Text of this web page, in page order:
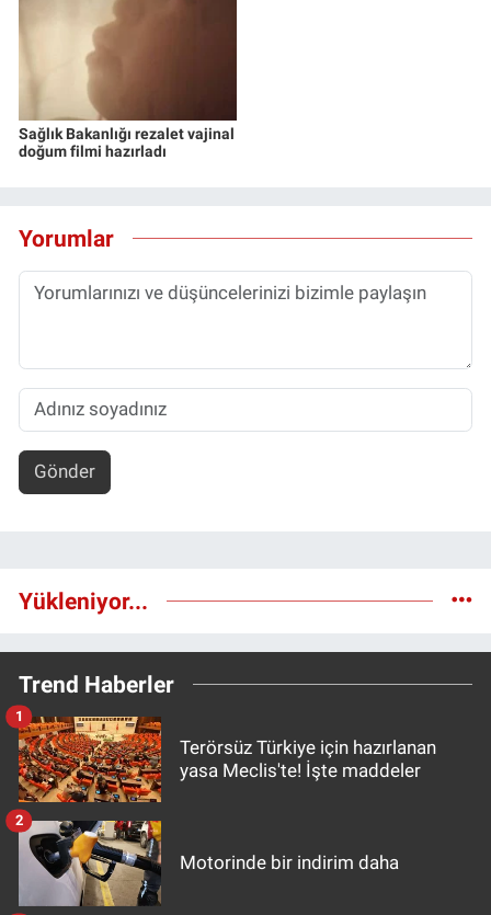
Sağlık Bakanlığı rezalet vajinal
doğum filmi hazırladı
Yorumlar
Gönder
Yükleniyor...
Trend Haberler
Terörsüz Türkiye için hazırlanan
yasa Meclis'te! İşte maddeler
1
Motorinde bir indirim daha
2
Yerel Yaşam